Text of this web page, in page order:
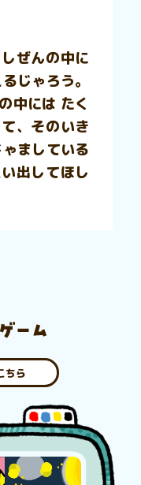
ぜんの中に
じゃろう。
中には たく
、そのいき
ましている
出してほし
ちら